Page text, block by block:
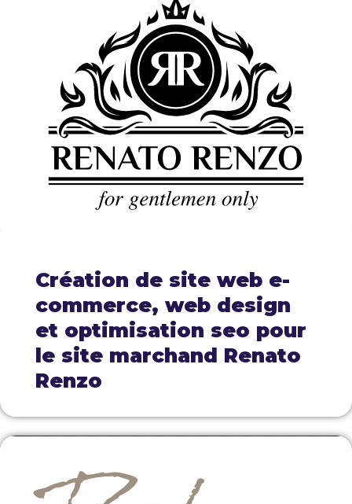
Création de site web e-
commerce, web design
et optimisation seo pour
le site marchand Renato
Renzo